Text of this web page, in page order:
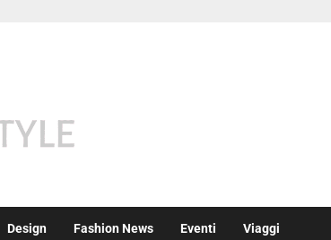
Design Fashion News Eventi Viaggi